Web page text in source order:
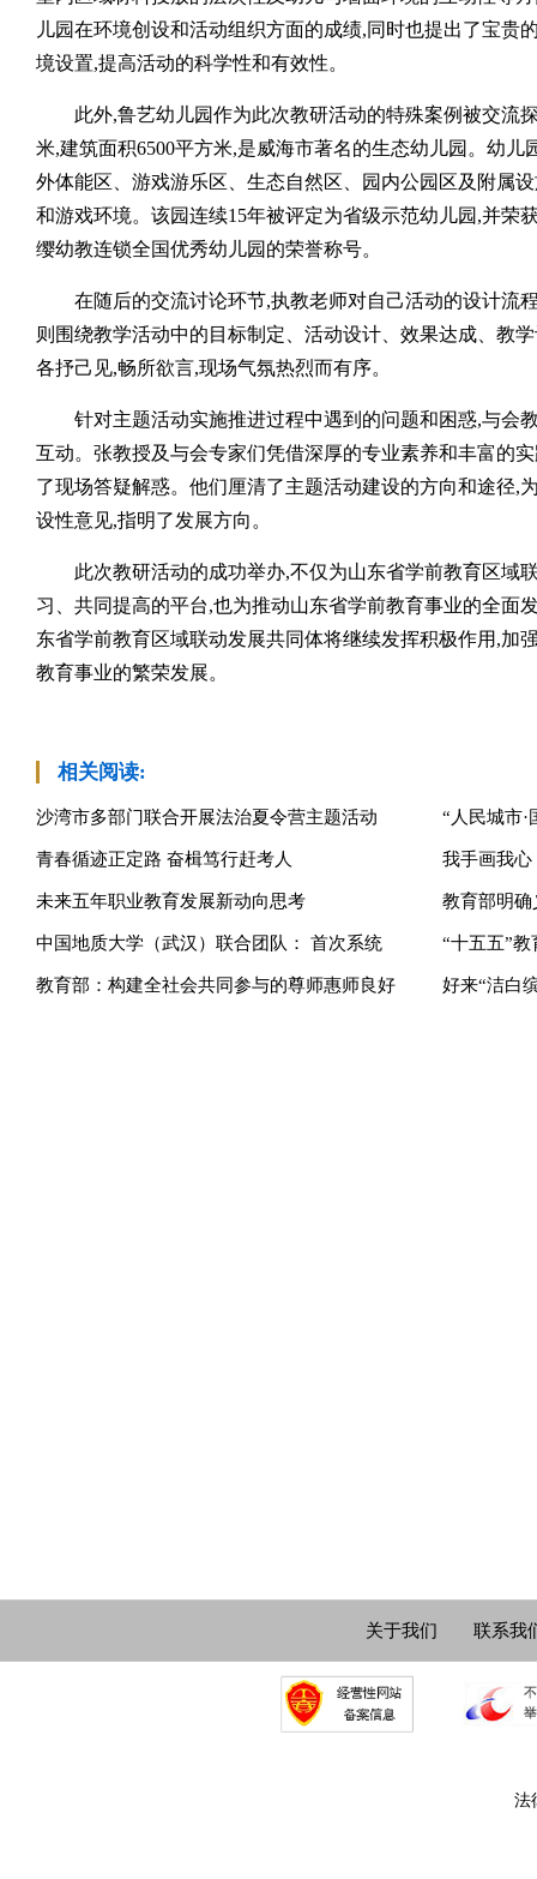
儿园在环境创设和活动组织方面的成绩,同时也提出了宝贵
境设置,提高活动的科学性和有效性。
此外,鲁艺幼儿园作为此次教研活动的特殊案例被交流
米,建筑面积6500平方米,是威海市著名的生态幼儿园。幼
外体能区、游戏游乐区、生态自然区、园内公园区及附属
和游戏环境。该园连续15年被评定为省级示范幼儿园,并荣
缨幼教连锁全国优秀幼儿园的荣誉称号。
在随后的交流讨论环节,执教老师对自己活动的设计流
则围绕教学活动中的目标制定、活动设计、效果达成、教
各抒己见,畅所欲言,现场气氛热烈而有序。
针对主题活动实施推进过程中遇到的问题和困惑,与会
互动。张教授及与会专家们凭借深厚的专业素养和丰富的
了现场答疑解惑。他们厘清了主题活动建设的方向和途径,
设性意见,指明了发展方向。
此次教研活动的成功举办,不仅为山东省学前教育区域
习、共同提高的平台,也为推动山东省学前教育事业的全面
东省学前教育区域联动发展共同体将继续发挥积极作用,加
教育事业的繁荣发展。
相关阅读:
沙湾市多部门联合开展法治夏令营主题活动 “人民城市
青春循迹正定路 奋楫笃行赶考人 我手画我
未来五年职业教育发展新动向思考 教育部明
中国地质大学（武汉）联合团队： 首次系统 “十五五”
教育部：构建全社会共同参与的尊师惠师良好 好来“洁白
关于我们 联系我
法